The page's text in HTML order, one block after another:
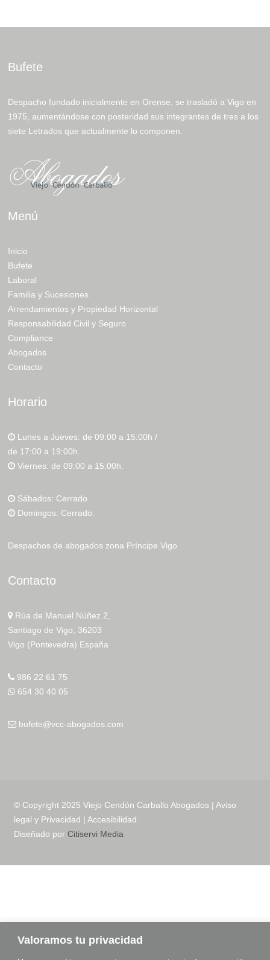
Valoramos tu privacidad
Bufete
Despacho fundado inicialmente en Orense, se trasladó a Vigo en
1975, aumentándose con posteridad sus integrantes de tres a los
siete Letrados que actualmente lo componen.
Menú
Inicio
Bufete
Laboral
Familia y Sucesiones
Arrendamientos y Propiedad Horizontal
Responsabilidad Civil y Seguro
Compliance
Abogados
Contacto
Horario
Lunes a Jueves: de 09:00 a 15:00h /
de 17:00 a 19:00h.
Viernes: de 09:00 a 15:00h.
Sábados: Cerrado.
Domingos: Cerrado.
Despachos de abogados zona Príncipe Vigo
Contacto
Rúa de Manuel Núñez 2,
Santiago de Vigo, 36203
Vigo (Pontevedra) España
986 22 61 75
654 30 40 05
bufete@vcc-abogados.com
© Copyright 2025 Viejo Cendón Carballo Abogados |Aviso
legal y Privacidad |Accesibilidad.
Diseñado porCitiservi Media